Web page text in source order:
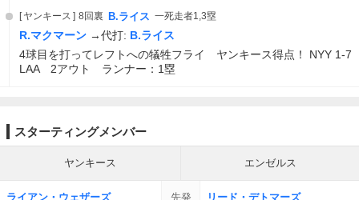
ヤンキース 8回裏 B.ライス 一死走者1,3塁
R.マクマーン →代打: B.ライス
4球目を打ってレフトへの犠牲フライ ヤンキース得点！ NYY 1-7
LAA 2アウト ランナー：1塁
スターティングメンバー
ヤンキース エンゼルス
ライアン・ウェザーズ 先発 リード・デトマーズ